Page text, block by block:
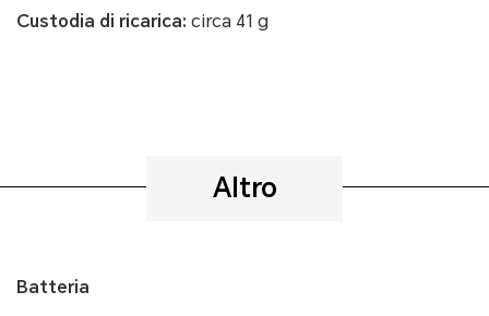
Custodia di ricarica: circa 41 g
Altro
Batteria